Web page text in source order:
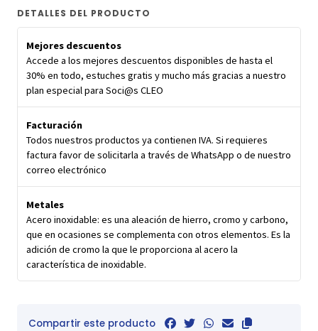
DETALLES DEL PRODUCTO
Mejores descuentos
Accede a los mejores descuentos disponibles de hasta el
30% en todo, estuches gratis y mucho más gracias a nuestro
plan especial para Soci@s CLEO
Facturación
Todos nuestros productos ya contienen IVA. Si requieres
factura favor de solicitarla a través de WhatsApp o de nuestro
correo electrónico
Metales
Acero inoxidable: es una aleación de hierro, cromo y carbono,
que en ocasiones se complementa con otros elementos. Es la
adición de cromo la que le proporciona al acero la
característica de inoxidable.
Compartir este producto